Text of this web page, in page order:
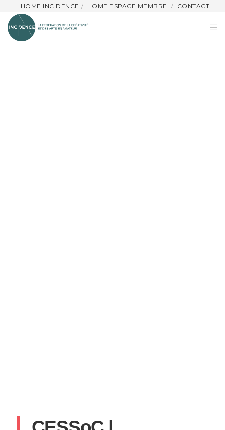
HOME INCIDENCE HOME ESPACE MEMBRE CONTACT